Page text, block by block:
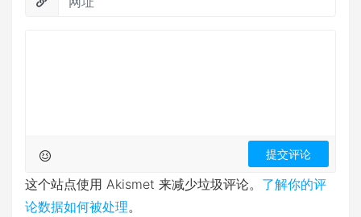
这个站点使用 Akismet 来减少垃圾评论。 了解你的评
论数据如何被处理。